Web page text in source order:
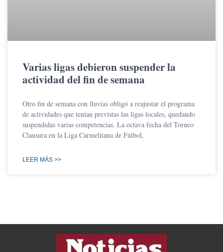
Varias ligas debieron suspender la
actividad del fin de semana
Otro fin de semana con lluvias obligó a reajustar el programa
de actividades que tenían previstas las ligas locales, quedando
suspendidas varias competencias. La octava fecha del Torneo
Clausura en la Liga Carmelitana de Fútbol,
LEER MÁS >>